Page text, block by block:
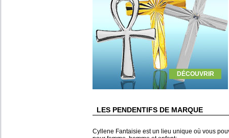
DÉCOUVRIR
LES PENDENTIFS DE MARQUE
Cyllene Fantaisie est un lieu unique où vous